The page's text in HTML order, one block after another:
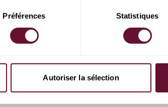
Préférences Statistiques
Autoriser la sélection
au problème ou le conseil
en carré
place les trois premières en
en bas. A chaque niveau,